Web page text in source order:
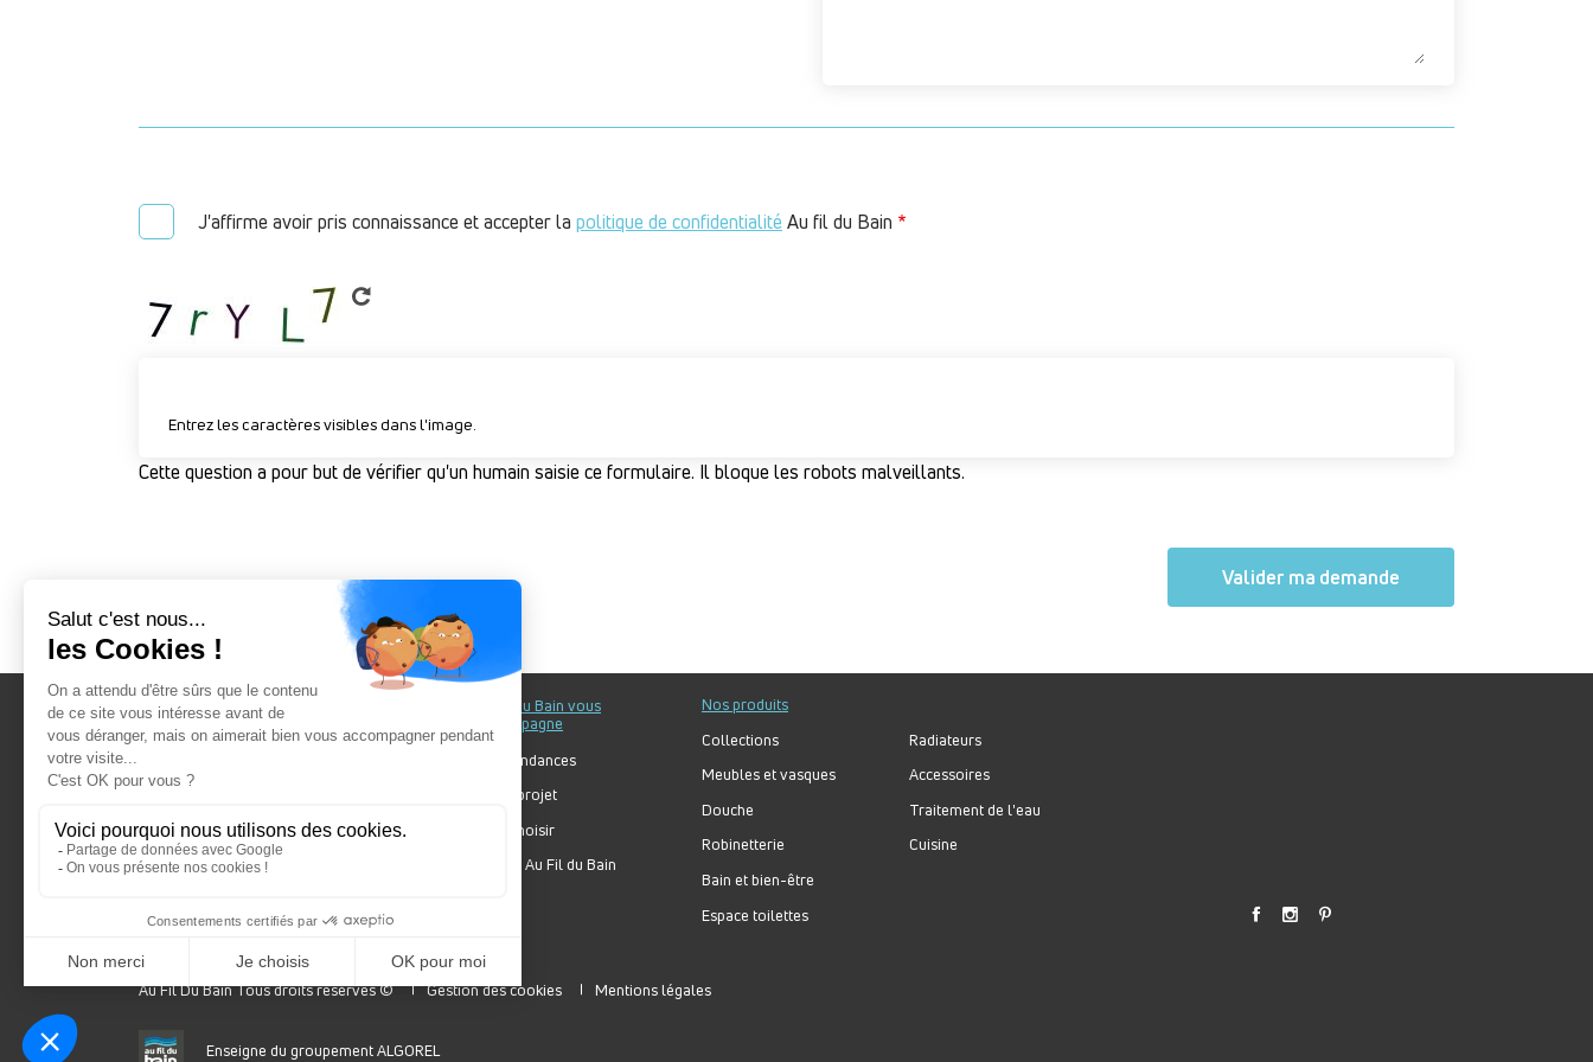
J'affirme avoir pris connaissance et accepter la politique de confidentialitéAu fil du Bain
Entrez les caractères visibles dans l'image.
Cette question a pour but de vérifier qu'un humain saisie ce formulaire. Il bloque les robots malveillants.
Au fil du Bain
Nos showrooms
Nos engagements
Algorel
Au fil du Bain vous
accompagne
Nos tendances
Votre projet
Bien choisir
Forum Au Fil du Bain
Nos produits
Collections
Meubles et vasques
Douche
Robinetterie
Bain et bien-être
Espace toilettes
Radiateurs
Accessoires
Traitement de l'eau
Cuisine
Au Fil Du Bain Tous droits réservés © Gestion des cookies Mentions légales
Enseigne du groupement ALGOREL